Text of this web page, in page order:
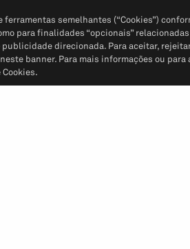
semelhantes (“Cookies”)
para finalidades “opcionais”
direcionada. Para aceitar,
banner. Para mais informações ou para